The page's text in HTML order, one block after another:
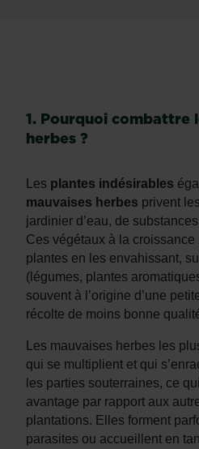
1. Pourquoi combattre
herbes ?
Les plantes indésirables
mauvaises herbes privent
jardinier d’eau, de
Ces végétaux à la
plantes en les envahissant,
(légumes, plantes
souvent à l’origine d’une
récolte de moins bonne
Les mauvaises herbes les
qui se multiplient et qui
les parties souterraines, ce
avantage par rapport aux
plantations. Elles forment
parasites ou accueillent en